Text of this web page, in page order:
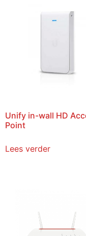
Unify in-wall HD
Point
Lees verder